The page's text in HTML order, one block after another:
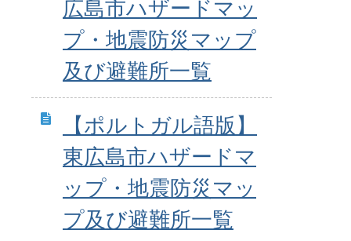
広島市ハザードマッ
プ・地震防災マップ
及び避難所一覧
【ポルトガル語版】
東広島市ハザードマ
ップ・地震防災マッ
プ及び避難所一覧